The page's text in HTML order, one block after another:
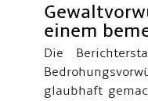
einem
Die
glaubhaft